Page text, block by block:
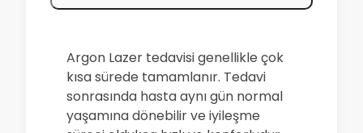
Argon Lazer tedavisi genellikle çok
kısa sürede tamamlanır. Tedavi
sonrasında hasta aynı gün normal
yaşamına dönebilir ve iyileşme